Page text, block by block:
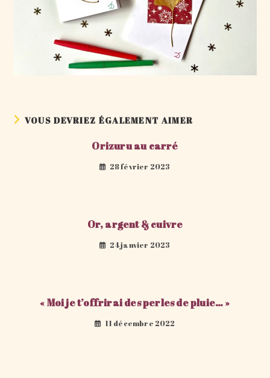
VOUS DEVRIEZ ÉGALEMENT AIMER
Orizuru au carré
28 février 2023
Or, argent & cuivre
24 janvier 2023
« Moi je t’offrirai des perles de pluie… »
11 décembre 2022